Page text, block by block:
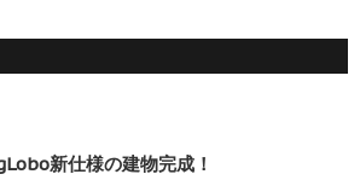
新仕様の建物完成！